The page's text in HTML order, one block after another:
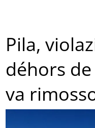
Pila,
déhors
va